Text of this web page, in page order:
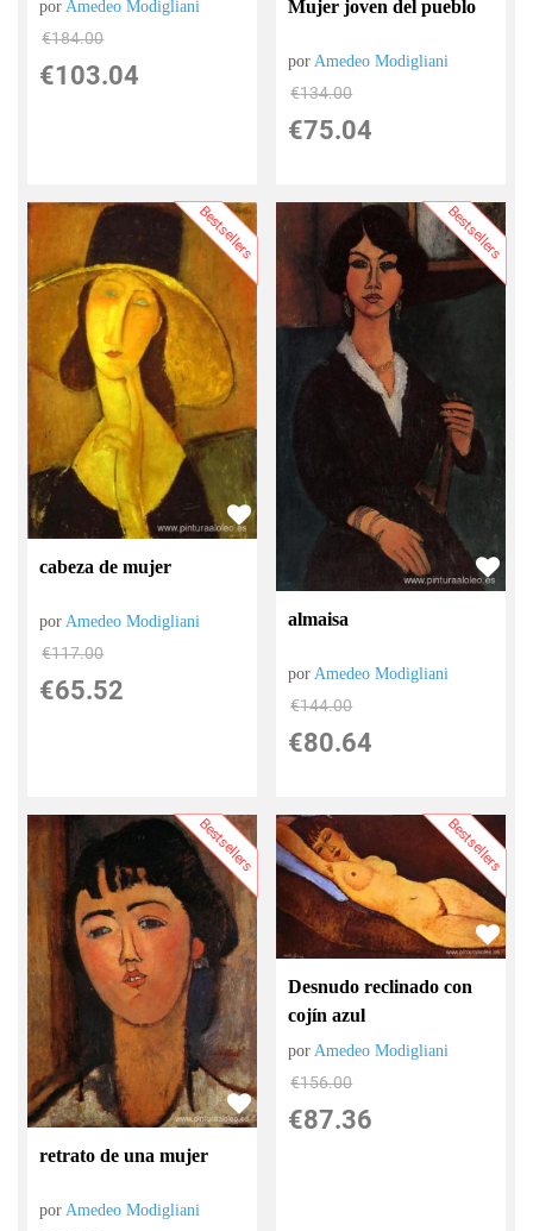
por Amedeo Modigliani
€184.00
€103.04
Mujer joven del pueblo
porAmedeo Modigliani
€134.00
€75.04
Bestsellers
cabeza de mujer
por Amedeo Modigliani
€117.00
€65.52
Bestsellers
almaisa
porAmedeo Modigliani
€144.00
€80.64
Bestsellers
retrato de una mujer
porAmedeo Modigliani
Bestsellers
Desnudo reclinado con
cojín azul
por Amedeo Modigliani
€156.00
€87.36